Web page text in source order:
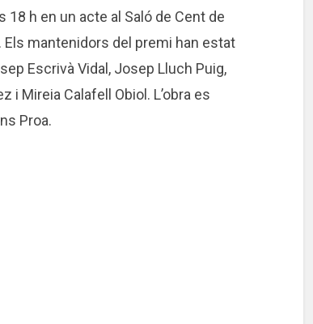
18 h en un acte al Saló de Cent de
Els mantenidors del premi han estat
Escrivà Vidal, Josep Lluch Puig,
i Mireia Calafell Obiol. L’obra es
Proa.